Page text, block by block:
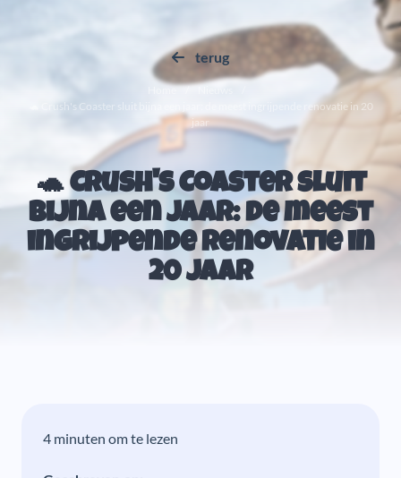
terug
Home
🐢 Crush's Coaster sluit bijna een jaar: de meest ingrijpende renovatie in 20
jaar
🐢 Crush's Coaster sluit
bijna een jaar: de meest
ingrijpende renovatie in
20 jaar
4 minuten om te lezen